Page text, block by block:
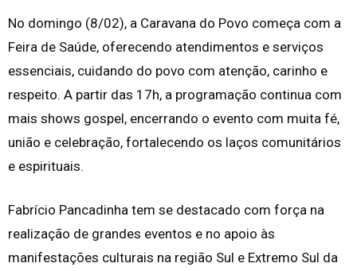
No domingo (8/02), a Caravana do Povo começa com a
Feira de Saúde, oferecendo atendimentos e serviços
essenciais, cuidando do povo com atenção, carinho e
respeito. A partir das 17h, a programação continua com
mais shows gospel, encerrando o evento com muita fé,
união e celebração, fortalecendo os laços comunitários
e espirituais.
Fabrício Pancadinha tem se destacado com força na
realização de grandes eventos e no apoio às
manifestações culturais na região Sul e Extremo Sul da